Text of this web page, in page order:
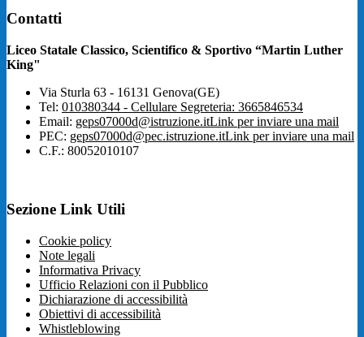
Contatti
Liceo Statale Classico, Scientifico & Sportivo “Martin Luther
King"
Via Sturla 63 - 16131 Genova(GE)
Tel: 010380344 - Cellulare Segreteria: 3665846534
Email: geps07000d@istruzione.itLink per inviare una mail
PEC: geps07000d@pec.istruzione.itLink per inviare una mail
C.F.: 80052010107
Sezione Link Utili
Cookie policy
Note legali
Informativa Privacy
Ufficio Relazioni con il Pubblico
Dichiarazione di accessibilità
Obiettivi di accessibilità
Whistleblowing